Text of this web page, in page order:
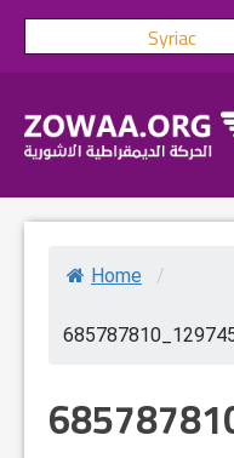
Skip
Syriac
Home /